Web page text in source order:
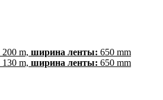
200 m, ширина ленты: 650 mm
130 m, ширина ленты: 650 mm